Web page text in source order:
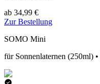
ab 34,99 €
Zur Bestellung
SOMO Mini
für Sonnenlaternen (250ml)